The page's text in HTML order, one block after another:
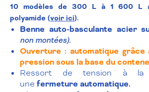
10 modèles de 300 L à 1 600 L
polyamide (voir ici).
Benne auto-basculante acier
non montées).
Ouverture : automatique grâce
pression sous la base du
Ressort de tension à la
une fermeture automatique.